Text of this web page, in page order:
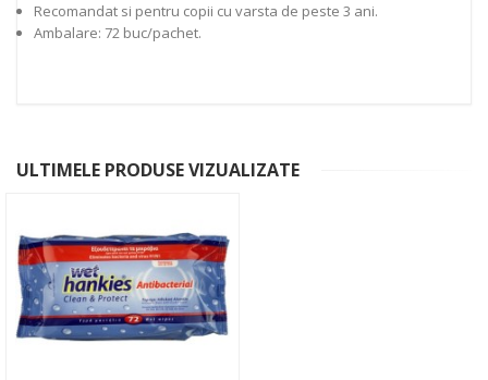
Recomandat si pentru copii cu varsta de peste 3 ani.
Ambalare: 72 buc/pachet.
ULTIMELE PRODUSE VIZUALIZATE